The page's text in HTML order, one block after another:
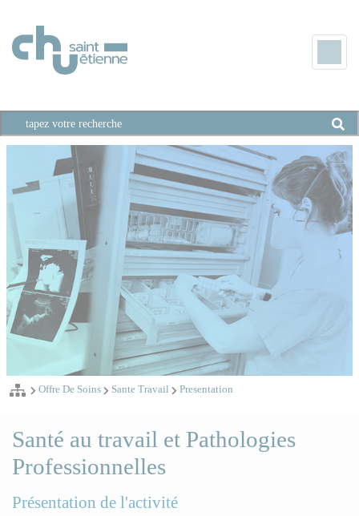
Offre De Soins Sante Travail Presentation
Santé au travail et Pathologies
Professionnelles
Présentation de l'activité